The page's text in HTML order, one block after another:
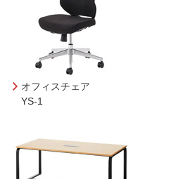
オフィスチェア
YS-1